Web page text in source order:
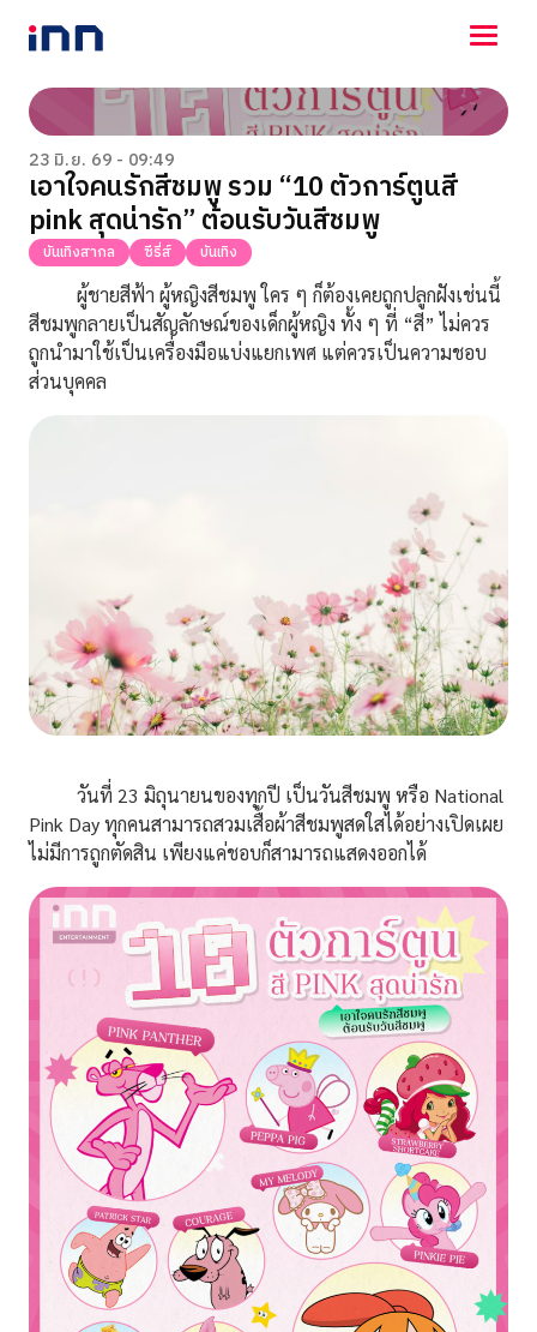
NEWS
ENTERTAINMENT
LIFESTYLE
HOROSCOPE
LOTTERY
VIDEO
ร่วมด้วยช่วยกัน
23 มิ.ย. 69 - 09:49
เอาใจคนรักสีชมพู รวม “10 ตัวการ์ตูนสี
pink สุดน่ารัก” ต้อนรับวันสีชมพู
บันเทิงสากล ซีรี่ส์ บันเทิง
ผู้ชายสีฟ้า ผู้หญิงสีชมพู ใคร ๆ ก็ต้องเคยถูกปลูกฝังเช่นนี้
สีชมพูกลายเป็นสัญลักษณ์ของเด็กผู้หญิง ทั้ง ๆ ที่ “สี” ไม่ควร
ถูกนำมาใช้เป็นเครื่องมือแบ่งแยกเพศ แต่ควรเป็นความชอบ
ส่วนบุคคล
วันที่ 23 มิถุนายนของทุกปี เป็นวันสีชมพู หรือ National
Pink Day ทุกคนสามารถสวมเสื้อผ้าสีชมพูสดใสได้อย่างเปิดเผย
ไม่มีการถูกตัดสิน เพียงแค่ชอบก็สามารถแสดงออกได้